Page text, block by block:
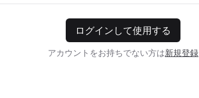
ログインして使用する
アカウントをお持ちでない方は新規登録